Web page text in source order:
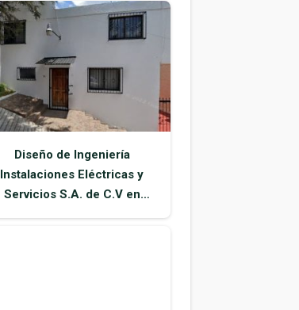
Diseño de Ingeniería
Instalaciones Eléctricas y
Servicios S.A. de C.V en